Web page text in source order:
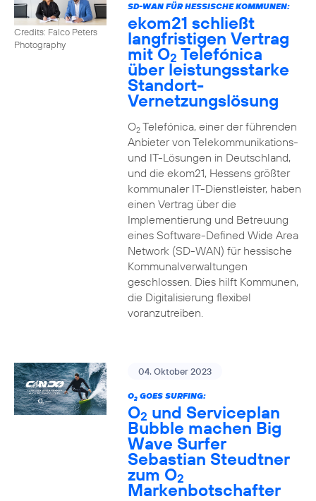
Credits: Falco Peters
Photography
SD-WAN FÜR HESSISCHE KOMMUNEN:
ekom21 schließt
langfristigen Vertrag
mit O2 Telefónica
über leistungsstarke
Standort-
Vernetzungslösung
O2Telefónica, einer der führenden
Anbieter von Telekommunikations-
und IT-Lösungen in Deutschland,
und die ekom21, Hessens größter
kommunaler IT-Dienstleister, haben
einen Vertrag über die
Implementierung und Betreuung
eines Software-Defined Wide Area
Network (SD-WAN) für hessische
Kommunalverwaltungen
geschlossen. Dies hilft Kommunen,
die Digitalisierung flexibel
voranzutreiben.
04. Oktober 2023
O2GOES SURFING:
O2 und Serviceplan
Bubble machen Big
Wave Surfer
Sebastian Steudtner
zum O2
Markenbotschafter